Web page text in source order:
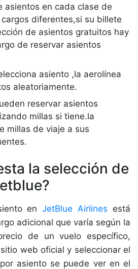
asientos en cada clase de
diferentes,si su billete
de asientos gratuitos hay
de reservar asientos
asiento ,la aerolínea
aleatoriamente.
reservar asientos
millas si tiene.la
millas de viaje a sus
la selección de
enJetBlue Airlines está
adicional que varía según la
de un vuelo específico,
web oficial y seleccionar el
asiento se puede ver en el